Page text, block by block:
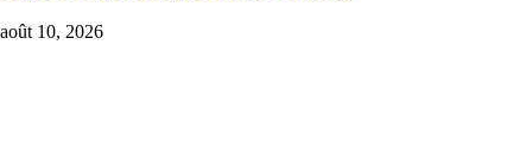
août 10, 2026